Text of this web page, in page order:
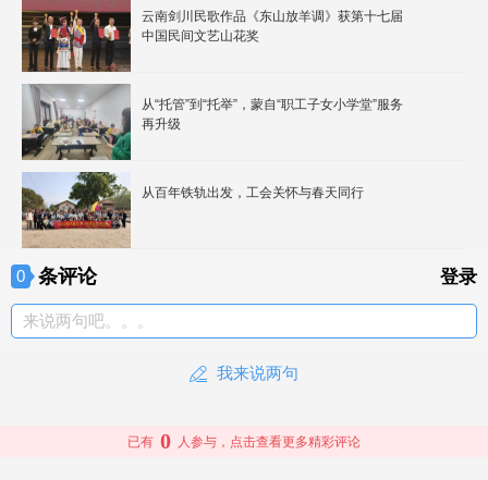
云南剑川民歌作品《东山放羊调》获第十七届
中国民间文艺山花奖
从“托管”到“托举”，蒙自“职工子女小学堂”服务
再升级
从百年铁轨出发，工会关怀与春天同行
0 条评论 登录
来说两句吧。。。
我来说两句
已有 0 人参与，点击查看更多精彩评论